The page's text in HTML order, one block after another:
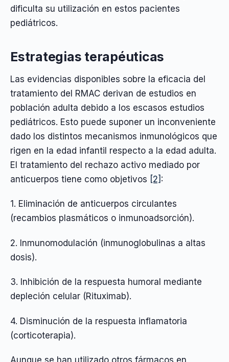
dificulta su utilización en estos pacientes
pediátricos.
Estrategias terapéuticas
Las evidencias disponibles sobre la eficacia del
tratamiento del RMAC derivan de estudios en
población adulta debido a los escasos estudios
pediátricos. Esto puede suponer un inconveniente
dado los distintos mecanismos inmunológicos que
rigen en la edad infantil respecto a la edad adulta.
El tratamiento del rechazo activo mediado por
anticuerpos tiene como objetivos [2] :
1. Eliminación de anticuerpos circulantes
(recambios plasmáticos o inmunoadsorción).
2. Inmunomodulación (inmunoglobulinas a altas
dosis).
3. Inhibición de la respuesta humoral mediante
depleción celular (Rituximab).
4. Disminución de la respuesta inflamatoria
(corticoterapia).
Aunque se han utilizado otros fármacos en